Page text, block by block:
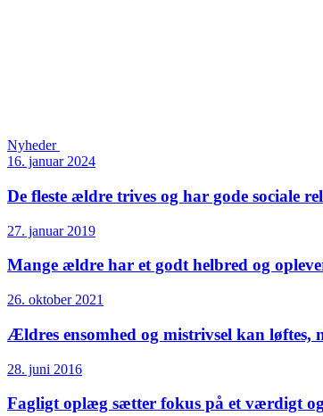
Nyheder
16. januar 2024
De fleste ældre trives og har gode sociale
27. januar 2019
Mange ældre har et godt helbred og
26. oktober 2021
Ældres ensomhed og mistrivsel kan løftes,
28. juni 2016
Fagligt oplæg sætter fokus på et værdigt